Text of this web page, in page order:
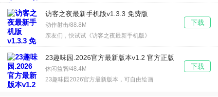
访客之夜最新手机版v1.3.3 免费版
动作射击/88.8M
亲友们，快试试《访客之夜最新手机版》
下载
23趣味园.2026官方最新版本v1.2 官方正版
休闲益智/48.4M
23趣味园2026官方最新版本，可自由绘画
下载